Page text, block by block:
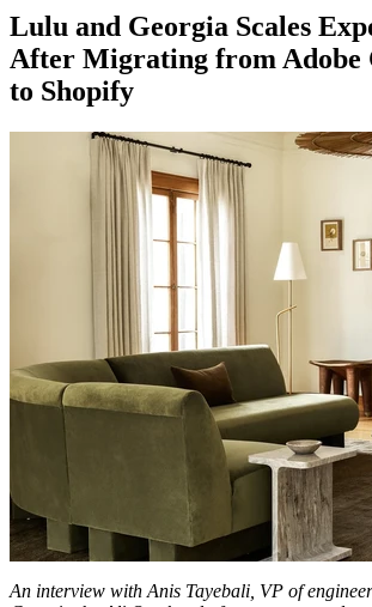
Lulu and Georgia Scales
After Migrating from Adobe
to Shopify
An interview with Anis Tayebali, VP of